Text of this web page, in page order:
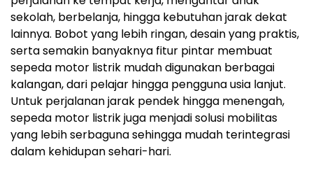
sekolah, berbelanja, hingga kebutuhan jarak dekat
lainnya. Bobot yang lebih ringan, desain yang praktis,
serta semakin banyaknya fitur pintar membuat
sepeda motor listrik mudah digunakan berbagai
kalangan, dari pelajar hingga pengguna usia lanjut.
Untuk perjalanan jarak pendek hingga menengah,
sepeda motor listrik juga menjadi solusi mobilitas
yang lebih serbaguna sehingga mudah terintegrasi
dalam kehidupan sehari-hari.